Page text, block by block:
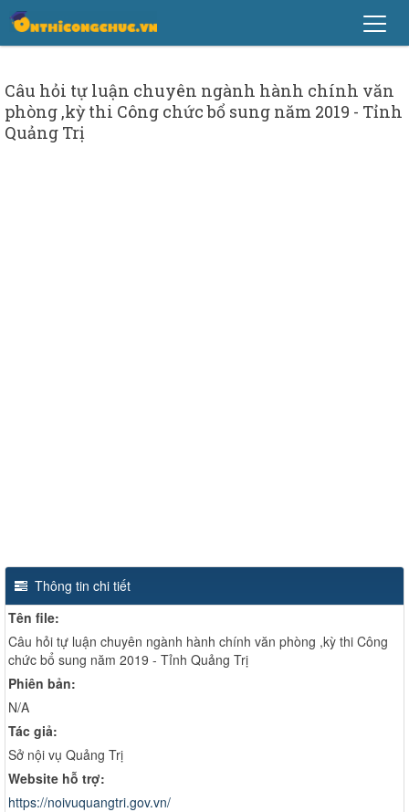
Câu hỏi tự luận chuyên ngành hành chính văn
phòng ,kỳ thi Công chức bổ sung năm 2019 - Tỉnh
Quảng Trị
Thông tin chi tiết
Tên file:
Câu hỏi tự luận chuyên ngành hành chính văn phòng ,kỳ thi Công
chức bổ sung năm 2019 - Tỉnh Quảng Trị
Phiên bản:
N/A
Tác giả:
Sở nội vụ Quảng Trị
Website hỗ trợ:
https://noivuquangtri.gov.vn/